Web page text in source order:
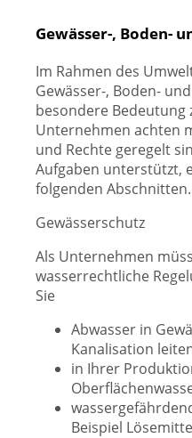
Gewässer-, Boden-
Im Rahmen des
Gewässer-, Boden-
besondere Bedeutung
Unternehmen achten
und Rechte geregelt
Aufgaben unterstützt,
folgenden Abschnitten.
Gewässerschutz
Als Unternehmen
wasserrechtliche
Sie
Abwasser in
Kanalisation
in Ihrer
Beispiel